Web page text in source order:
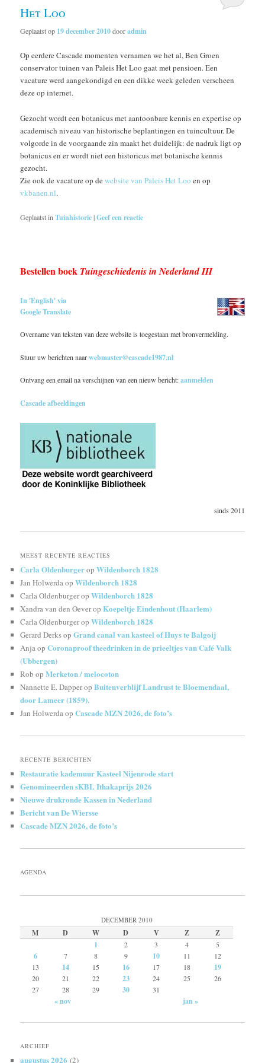
Het Loo
Geplaatst op 19 december 2010dooradmin
Op eerdere Cascade momenten vernamen we het al, Ben Groen
conservator tuinen van Paleis Het Loo gaat met pensioen. Een
vacature werd aangekondigd en een dikke week geleden verscheen
deze op internet.
Gezocht wordt een botanicus met aantoonbare kennis en expertise op
academisch niveau van historische beplantingen en tuincultuur. De
volgorde in de voorgaande zin maakt het duidelijk: de nadruk ligt op
botanicus en er wordt niet een historicus met botanische kennis
gezocht.
Zie ook de vacature op dewebsite van Paleis Het Loo en op
vkbanen.nl.
Geplaatst in Tuinhistorie|Geef een reactie
Bestellen boek Tuingeschiedenis in Nederland III
In 'English' via
Google Translate
Overname van teksten van deze website is toegestaan met bronvermelding.
Stuur uw berichten naarwebmaster@cascade1987.nl
Ontvang een email na verschijnen van een nieuw bericht:aanmelden
Cascade afbeeldingen
sinds 2011
MEEST RECENTE REACTIES
Carla OldenburgeropWildenborch 1828
Jan HolwerdaopWildenborch 1828
Carla OldenburgeropWildenborch 1828
Xandra van den OeveropKoepeltje Eindenhout (Haarlem)
Carla OldenburgeropWildenborch 1828
Gerard DerksopGrand canal van kasteel of Huys te Balgoij
AnjaopCoronaproof theedrinken in de prieeltjes van Café Valk
(Ubbergen)
Rob opMerketon / melocoton
Nannette E. DapperopBuitenverblijf Landrust te Bloemendaal,
door Lameer (1859).
Jan HolwerdaopCascade MZN 2026, de foto’s
RECENTE BERICHTEN
Restauratie kademuur Kasteel Nijenrode start
Genomineerden sKBL Ithakaprijs 2026
Nieuwe drukronde Kassen in Nederland
Bericht van De Wiersse
Cascade MZN 2026, de foto’s
AGENDA
DECEMBER 2010
M D W D V Z
Z
1
2 3 4 5
6 7 8 9 10 11
12
13
14 15 16 17 18 19
20 21 22 23 24 25
26
27
28 29 30 31
« nov jan »
ARCHIEF
augustus 2026 (2)